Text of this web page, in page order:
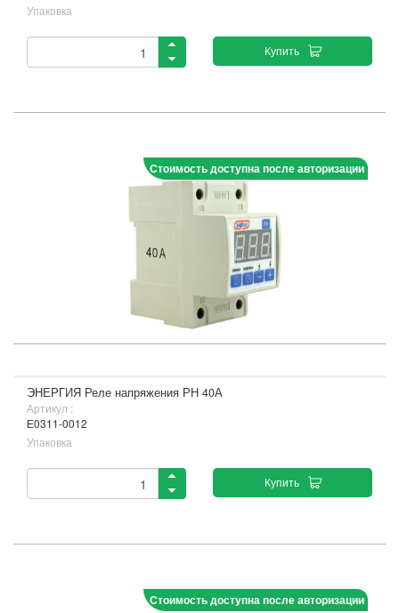
Упаковка
Купить
Стоимость доступна после авторизации
ЭНЕРГИЯ Реле напряжения РН 40А
Артикул :
Е0311-0012
Упаковка
Купить
Стоимость доступна после авторизации